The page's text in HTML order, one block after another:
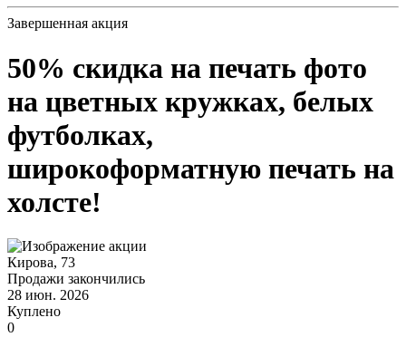
Завершенная акция
50% скидка на печать фото
на цветных кружках, белых
футболках,
широкоформатную печать на
холсте!
Кирова, 73
Продажи закончились
28 июн. 2026
Куплено
0